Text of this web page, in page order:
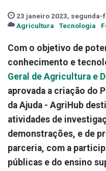
23 janeiro 2023, segunda-
Agricultura
Tecnologia
Com o objetivo de
conhecimento e
Geral de Agricultura e
aprovada a criação do
da Ajuda - AgriHub
atividades de
demonstrações, e de
parceria, com a
públicas e do ensino